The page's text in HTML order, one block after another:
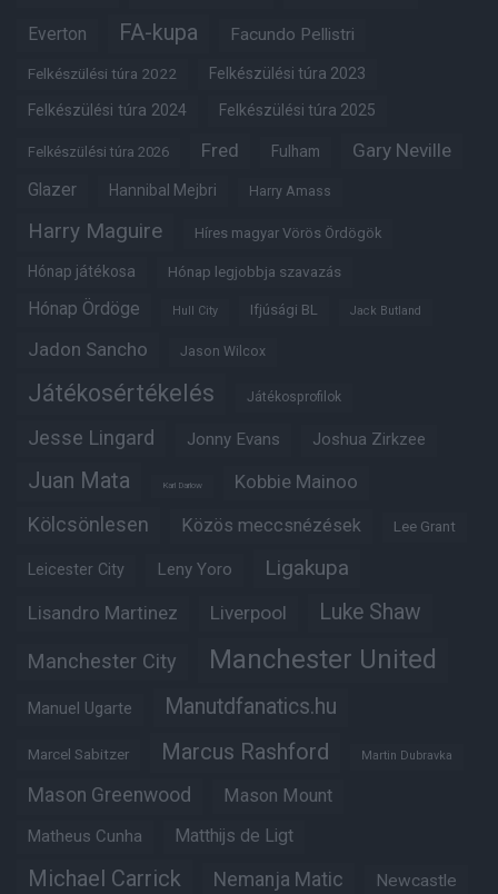
Everton FA-kupa Facundo Pellistri
Felkészülési túra 2022 Felkészülési túra 2023
Felkészülési túra 2024 Felkészülési túra 2025
Felkészülési túra 2026 Fred Fulham Gary Neville
Glazer Hannibal Mejbri Harry Amass
Harry Maguire Híres magyar Vörös Ördögök
Hónap játékosa Hónap legjobbja szavazás
Hónap Ördöge Hull City Ifjúsági BL Jack Butland
Jadon Sancho Jason Wilcox
Játékosértékelés Játékosprofilok
Jesse Lingard Jonny Evans Joshua Zirkzee
Juan Mata Karl Darlow Kobbie Mainoo
Kölcsönlesen Közös meccsnézések Lee Grant
Leicester City Leny Yoro Ligakupa
Lisandro Martinez Liverpool Luke Shaw
Manchester City Manchester United
Manuel Ugarte Manutdfanatics.hu
Marcel Sabitzer Marcus Rashford Martin Dubravka
Mason Greenwood Mason Mount
Matheus Cunha Matthijs de Ligt
Michael Carrick Nemanja Matic Newcastle